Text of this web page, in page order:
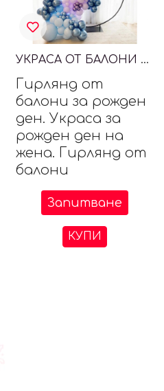
УКРАСА ОТ БАЛОНИ ЗА РОЖДЕН ДЕН
Гирлянд от
балони за рожден
ден. Украса за
рожден ден на
жена. Гирлянд от
балони
Запитване
КУПИ